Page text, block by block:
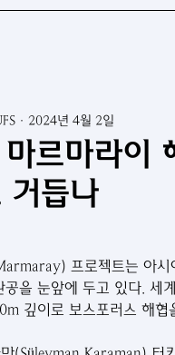
르마라이
거듭나
2024년 4월 2일
프로젝트는 아
공을 눈앞에 두고 있다. 세
깊이로 보스포러스 해협